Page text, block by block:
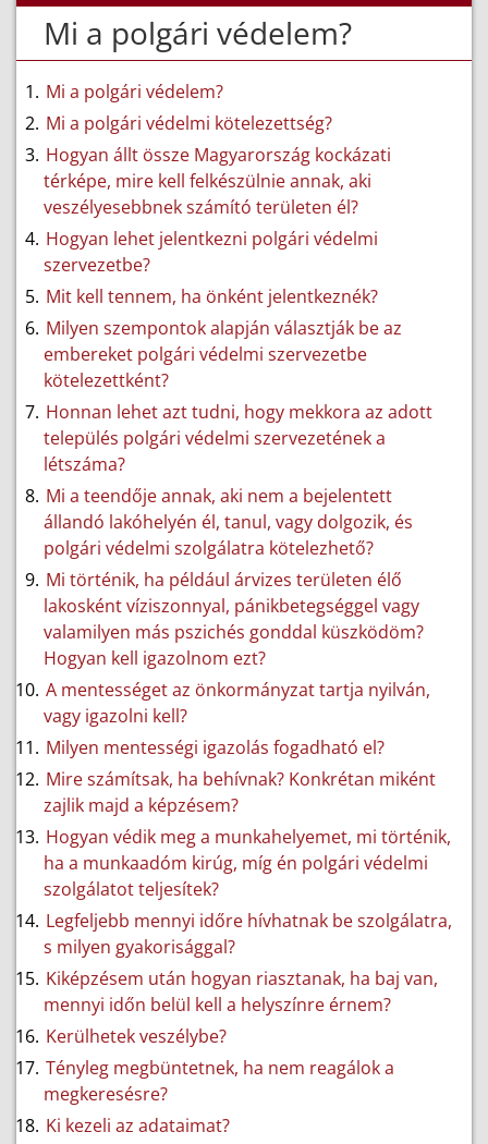
Mi a polgári védelem?
Mi a polgári védelem?
Mi a polgári védelmi kötelezettség?
Hogyan állt össze Magyarország kockázati
térképe, mire kell felkészülnie annak, aki
veszélyesebbnek számító területen él?
Hogyan lehet jelentkezni polgári védelmi
szervezetbe?
Mit kell tennem, ha önként jelentkeznék?
Milyen szempontok alapján választják be az
embereket polgári védelmi szervezetbe
kötelezettként?
Honnan lehet azt tudni, hogy mekkora az adott
település polgári védelmi szervezetének a
létszáma?
Mi a teendője annak, aki nem a bejelentett
állandó lakóhelyén él, tanul, vagy dolgozik, és
polgári védelmi szolgálatra kötelezhető?
Mi történik, ha például árvizes területen élő
lakosként víziszonnyal, pánikbetegséggel vagy
valamilyen más pszichés gonddal küszködöm?
Hogyan kell igazolnom ezt?
A mentességet az önkormányzat tartja nyilván,
vagy igazolni kell?
Milyen mentességi igazolás fogadható el?
Mire számítsak, ha behívnak? Konkrétan miként
zajlik majd a képzésem?
Hogyan védik meg a munkahelyemet, mi történik,
ha a munkaadóm kirúg, míg én polgári védelmi
szolgálatot teljesítek?
Legfeljebb mennyi időre hívhatnak be szolgálatra,
s milyen gyakorisággal?
Kiképzésem után hogyan riasztanak, ha baj van,
mennyi időn belül kell a helyszínre érnem?
Kerülhetek veszélybe?
Tényleg megbüntetnek, ha nem reagálok a
megkeresésre?
Ki kezeli az adataimat?